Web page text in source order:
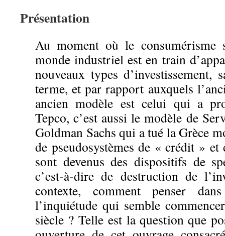
Présentation
Au moment où le consumérisme
monde industriel est en train
nouveaux types d’investissement,
terme, et par rapport auxquels
ancien modèle est celui qui a
Tepco, c’est aussi le modèle de
Goldman Sachs qui a tué la Grèce
de pseudosystèmes de « crédit »
sont devenus des dispositifs de
c’est-à-dire de destruction de
contexte, comment penser
l’inquiétude qui semble
siècle ? Telle est la question que